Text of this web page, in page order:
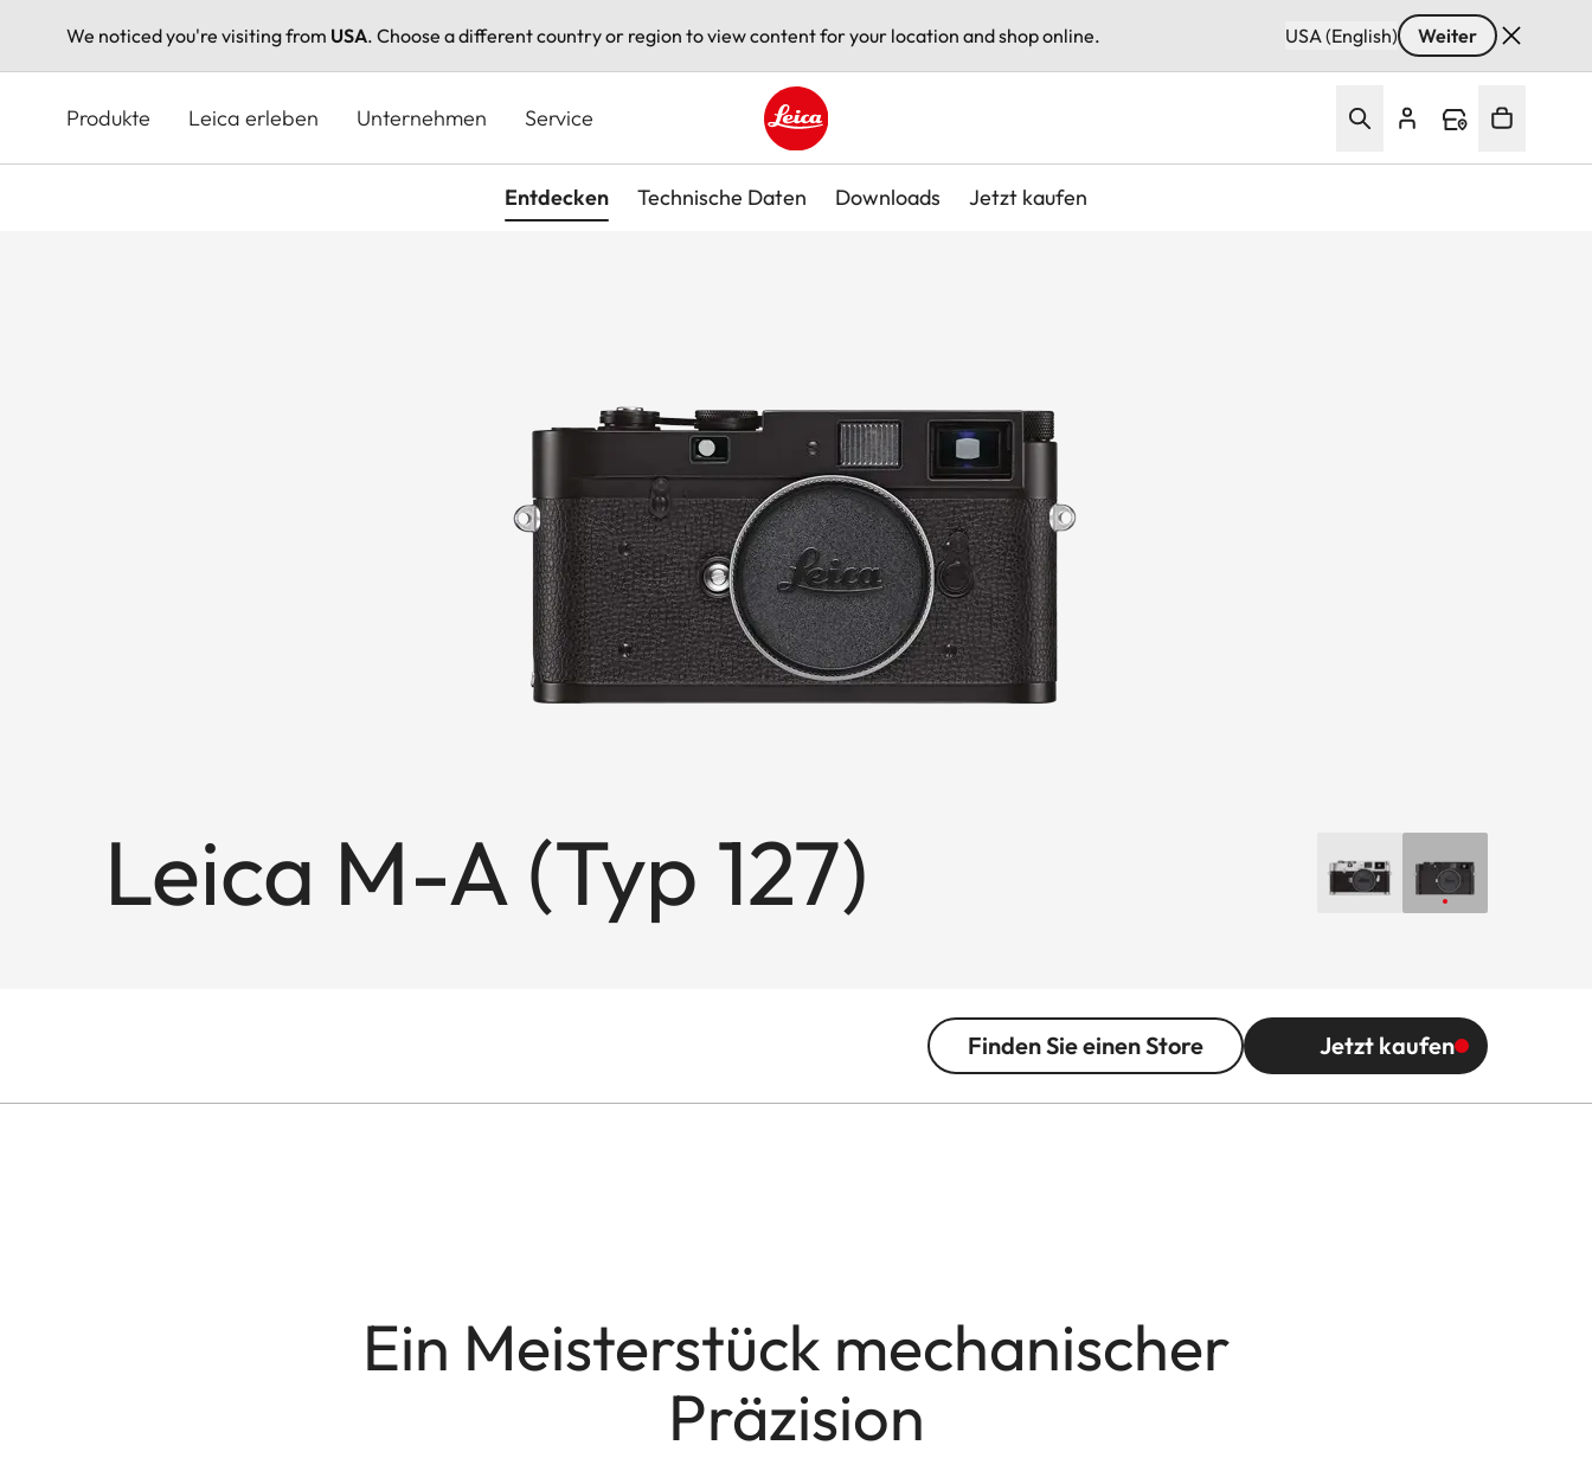
We noticed you're visiting from USA. Choose a different country or region to view content for your location and shop online. USA (English) Weiter
Produkte Leica erleben Unternehmen Service
Leica logo - Home
Entdecken Technische Daten Downloads Jetzt kaufen
Leica M-A (Typ 127)
Finden Sie einen Store Jetzt kaufen
Ein Meisterstück mechanischer
Präzision